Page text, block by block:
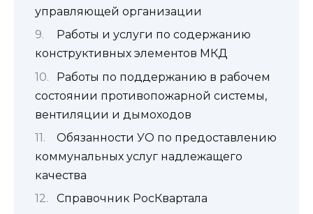
управляющей организации
Работы и услуги по содержанию
конструктивных элементов МКД
Работы по поддержанию в рабочем
состоянии противопожарной системы,
вентиляции и дымоходов
Обязанности УО по предоставлению
коммунальных услуг надлежащего
качества
Справочник РосКвартала